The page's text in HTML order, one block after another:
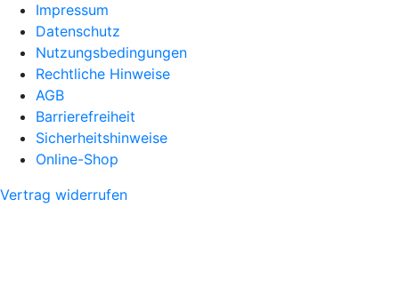
Impressum
Datenschutz
Nutzungsbedingungen
Rechtliche Hinweise
AGB
Barrierefreiheit
Sicherheitshinweise
Online-Shop
Vertrag widerrufen